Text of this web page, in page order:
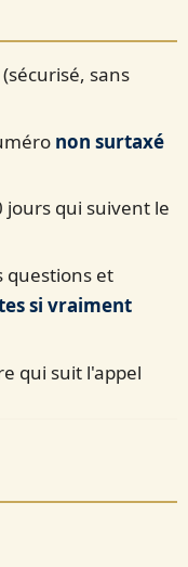
sans
non surtaxé
jours qui suivent le
questions et
si vraiment
qui suit l'appel